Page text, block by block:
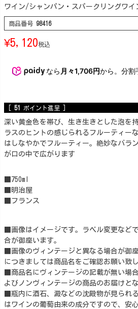
ワイン/シャンパン・スパークリングワ
商品番号 98416
¥5,120税込
なら 月々1,706円から。分割
51 ポイント進呈 ]
深い黄金色を帯び、生き生きとした泡を
ラスのヒントの感じられるフルーティー
はしなやかでフルーティー。絶妙なバラ
が口の中で広がります
■750ml
■明治屋
■フランス
■画像はイメージです。ラベル変更など
合が御座います。
■画像のヴィンテージと異なる場合が御
につきましては商品名をご確認お願い致し
■商品名にヴィンテージの記載が無い場
よびノンヴィンテージの商品のお届けとな
■瓶内に酒石、澱などの沈殿物が見られ
はワインの葡萄由来の成分ですので、安